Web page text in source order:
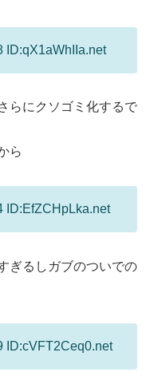
ID:qX1aWhIIa.net
らにクソゴミ化するで
ら
ID:EfZCHpLka.net
ぎるしガブのついでの
ID:cVFT2Ceq0.net